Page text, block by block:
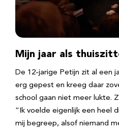
Mijn jaar als
De 12-jarige Petijn zit al een
erg gepest en kreeg daar
school gaan niet meer lukte.
“Ik voelde eigenlijk een heel
mij begreep, alsof niemand